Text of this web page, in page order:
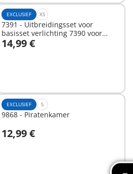
EXCLUSIEF XS
7391 - Uitbreidingsset voor
basisset verlichting 7390 voor
moderne villa art.4279
14,99 €
In winkelwagen
EXCLUSIEF S
9868 - Piratenkamer
12,99 €
In winkelwagen